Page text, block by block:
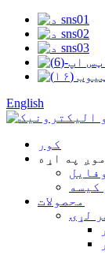
English
کور
په اړه
کیسه
محصولات
لړۍ